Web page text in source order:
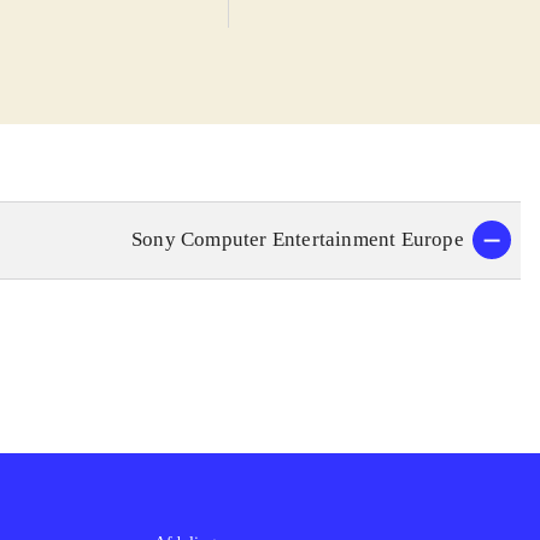
og lyde
som
til
Sony Computer Entertainment Europe